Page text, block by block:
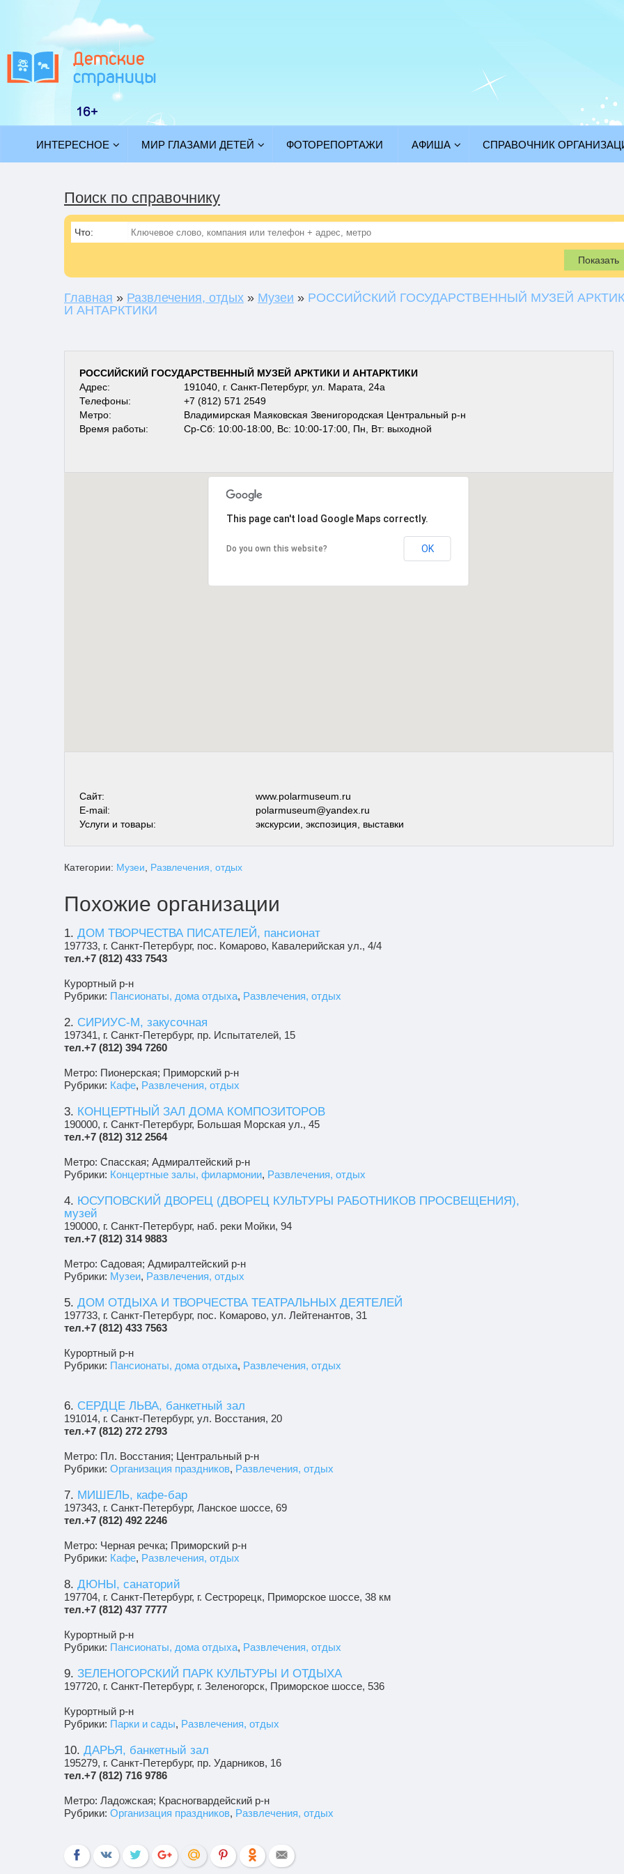
ИНТЕРЕСНОЕ МИР ГЛАЗАМИ ДЕТЕЙ ФОТОРЕПОРТАЖИ АФИША СПРАВОЧНИК
Поиск по справочнику
Что:
Показать
Главная » Развлечения, отдых » Музеи » РОССИЙСКИЙ ГОСУДАРСТВЕННЫЙ МУЗЕЙ
И АНТАРКТИКИ
РОССИЙСКИЙ ГОСУДАРСТВЕННЫЙ МУЗЕЙ АРКТИКИ И АНТАРКТИКИ
Адрес:
191040, г. Санкт-Петербург, ул. Марата, 24а
Телефоны:
+7 (812) 571 2549
Метро:
Владимирская Маяковская Звенигородская Центральный р-н
Время работы:
Ср-Сб: 10:00-18:00, Вс: 10:00-17:00, Пн, Вт: выходной
This page can't load Google Maps correctly.
Do you own this website? OK
Сайт:
www.polarmuseum.ru
E-mail:
polarmuseum@yandex.ru
Услуги и товары:
экскурсии, экспозиция, выставки
Категории: Музеи Развлечения, отдых
Похожие организации
1. ДОМ ТВОРЧЕСТВА ПИСАТЕЛЕЙ, пансионат
197733, г. Санкт-Петербург, пос. Комарово, Кавалерийская ул., 4/4
тел.+7 (812) 433 7543
Курортный р-н
Рубрики: Пансионаты, дома отдыха, Развлечения, отдых
2. СИРИУС-М, закусочная
197341, г. Санкт-Петербург, пр. Испытателей, 15
тел.+7 (812) 394 7260
Метро: Пионерская; Приморский р-н
Рубрики: Кафе, Развлечения, отдых
3. КОНЦЕРТНЫЙ ЗАЛ ДОМА КОМПОЗИТОРОВ
190000, г. Санкт-Петербург, Большая Морская ул., 45
тел.+7 (812) 312 2564
Метро: Спасская; Адмиралтейский р-н
Рубрики: Концертные залы, филармонии, Развлечения, отдых
4. ЮСУПОВСКИЙ ДВОРЕЦ (ДВОРЕЦ КУЛЬТУРЫ РАБОТНИКОВ ПРОСВЕЩЕНИЯ),
музей
190000, г. Санкт-Петербург, наб. реки Мойки, 94
тел.+7 (812) 314 9883
Метро: Садовая; Адмиралтейский р-н
Рубрики: Музеи, Развлечения, отдых
5. ДОМ ОТДЫХА И ТВОРЧЕСТВА ТЕАТРАЛЬНЫХ ДЕЯТЕЛЕЙ
197733, г. Санкт-Петербург, пос. Комарово, ул. Лейтенантов, 31
тел.+7 (812) 433 7563
Курортный р-н
Рубрики: Пансионаты, дома отдыха, Развлечения, отдых
6. СЕРДЦЕ ЛЬВА, банкетный зал
191014, г. Санкт-Петербург, ул. Восстания, 20
тел.+7 (812) 272 2793
Метро: Пл. Восстания; Центральный р-н
Рубрики: Организация праздников, Развлечения, отдых
7. МИШЕЛЬ, кафе-бар
197343, г. Санкт-Петербург, Ланское шоссе, 69
тел.+7 (812) 492 2246
Метро: Черная речка; Приморский р-н
Рубрики: Кафе, Развлечения, отдых
8. ДЮНЫ, санаторий
197704, г. Санкт-Петербург, г. Сестрорецк, Приморское шоссе, 38 км
тел.+7 (812) 437 7777
Курортный р-н
Рубрики: Пансионаты, дома отдыха, Развлечения, отдых
9. ЗЕЛЕНОГОРСКИЙ ПАРК КУЛЬТУРЫ И ОТДЫХА
197720, г. Санкт-Петербург, г. Зеленогорск, Приморское шоссе, 536
Курортный р-н
Рубрики: Парки и сады, Развлечения, отдых
10. ДАРЬЯ, банкетный зал
195279, г. Санкт-Петербург, пр. Ударников, 16
тел.+7 (812) 716 9786
Метро: Ладожская; Красногвардейский р-н
Рубрики: Организация праздников, Развлечения, отдых